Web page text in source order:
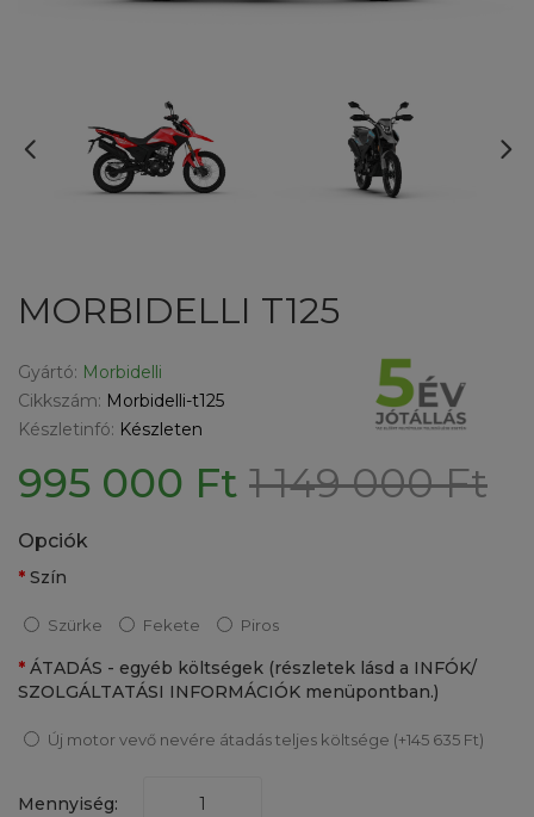
MORBIDELLI T125
Gyártó: Morbidelli
Cikkszám: Morbidelli-t125
Készletinfó: Készleten
995 000 Ft 1 149 000 Ft
Opciók
Szín
Szürke Fekete Piros
ÁTADÁS - egyéb költségek (részletek lásd a INFÓK/
SZOLGÁLTATÁSI INFORMÁCIÓK menüpontban.)
Új motor vevő nevére átadás teljes költsége (+145 635 Ft)
Mennyiség: